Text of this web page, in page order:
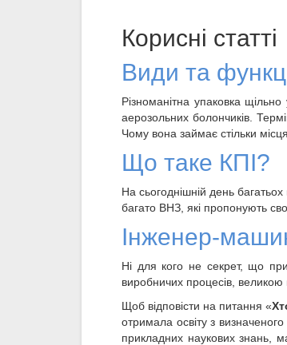
Корисні статті
Види та
Різноманітна упаковка
аерозольних болончиків.
Чому вона займає стільки
Що таке КПІ?
На сьогоднішній день
багато ВНЗ, які пропонують
Інженер-
Ні для кого не секрет, що при
виробничих процесів, великою
Щоб відповісти на питання «
отримала освіту з
прикладних наукових знань,